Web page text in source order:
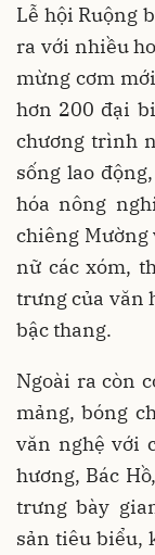
Lễ hội Ruộng
ra với nhiều
mừng cơm
hơn 200 đại
chương trình
sống lao
hóa nông
chiêng
nữ các xóm,
trưng của văn
bậc thang.
Ngoài ra còn
mảng, bóng
văn nghệ với
hương, Bác
trưng bày
sản tiêu biểu,